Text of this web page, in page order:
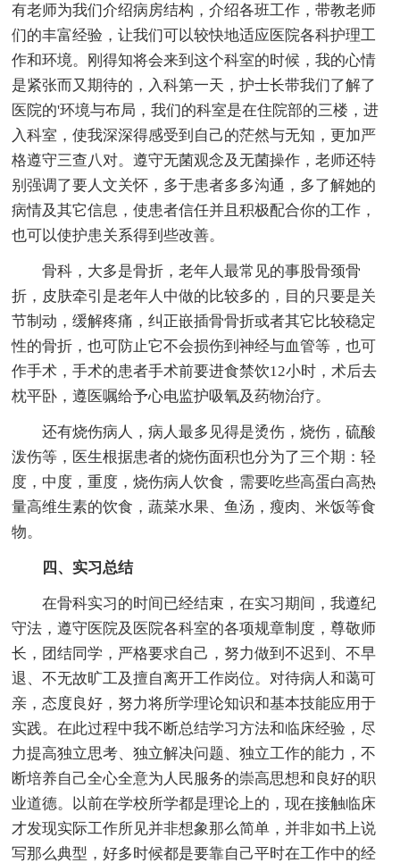
有老师为我们介绍病房结构，介绍各班工作，带教老师
们的丰富经验，让我们可以较快地适应医院各科护理工
作和环境。刚得知将会来到这个科室的时候，我的心情
是紧张而又期待的，入科第一天，护士长带我们了解了
医院的'环境与布局，我们的科室是在住院部的三楼，进
入科室，使我深深得感受到自己的茫然与无知，更加严
格遵守三查八对。遵守无菌观念及无菌操作，老师还特
别强调了要人文关怀，多于患者多多沟通，多了解她的
病情及其它信息，使患者信任并且积极配合你的工作，
也可以使护患关系得到些改善。
骨科，大多是骨折，老年人最常见的事股骨颈骨
折，皮肤牵引是老年人中做的比较多的，目的只要是关
节制动，缓解疼痛，纠正嵌插骨骨折或者其它比较稳定
性的骨折，也可防止它不会损伤到神经与血管等，也可
作手术，手术的患者手术前要进食禁饮12小时，术后去
枕平卧，遵医嘱给予心电监护吸氧及药物治疗。
还有烧伤病人，病人最多见得是烫伤，烧伤，硫酸
泼伤等，医生根据患者的烧伤面积也分为了三个期：轻
度，中度，重度，烧伤病人饮食，需要吃些高蛋白高热
量高维生素的饮食，蔬菜水果、鱼汤，瘦肉、米饭等食
物。
四、实习总结
在骨科实习的时间已经结束，在实习期间，我遵纪
守法，遵守医院及医院各科室的各项规章制度，尊敬师
长，团结同学，严格要求自己，努力做到不迟到、不早
退、不无故旷工及擅自离开工作岗位。对待病人和蔼可
亲，态度良好，努力将所学理论知识和基本技能应用于
实践。在此过程中我不断总结学习方法和临床经验，尽
力提高独立思考、独立解决问题、独立工作的能力，不
断培养自己全心全意为人民服务的崇高思想和良好的职
业道德。以前在学校所学都是理论上的，现在接触临床
才发现实际工作所见并非想象那么简单，并非如书上说
写那么典型，好多时候都是要靠自己平时在工作中的经